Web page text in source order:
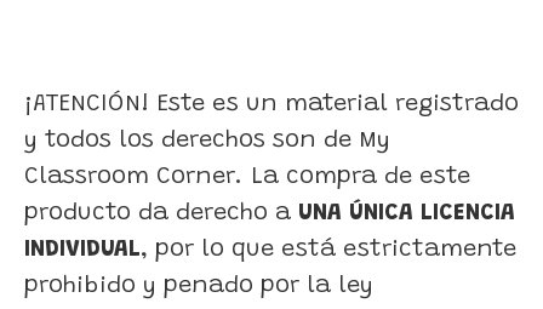
¡ATENCIÓN! Este es un material registrado
y todos los derechos son de My
Classroom Corner. La compra de este
producto da derecho a UNA ÚNICA LICENCIA
INDIVIDUAL, por lo que está estrictamente
prohibido y penado por la ley